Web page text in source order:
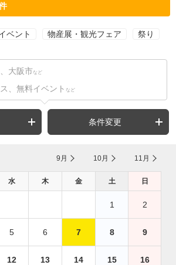
ベント 物産展・観光フェア 祭り
大阪市 など
、無料イベント など
条件変更
9月 10月 11月
水 木 金 土 日
1 2
5 6 7 8 9
12 13 14 15 16